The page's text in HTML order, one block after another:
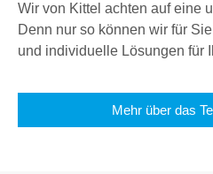
Wir von Kittel achten auf eine
Denn nur so können wir für
und individuelle Lösungen für
Mehr über das